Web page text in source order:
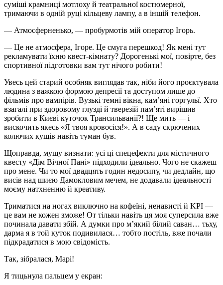
суміші крамниці мотлоху й театральної костюмерної,
тримаючи в одній руці кільцеву лампу, а в іншій телефон.
— Атмосферненько, — пробурмотів мій оператор Ігорь.
— Це не атмосфера, Ігоре. Це смуга перешкод! Як мені тут
рекламувати їхню квест-кімнату? Дорогенькі мої, повірте, без
спортивної підготовки вам тут нічого робити!
Увесь цей старий особняк виглядав так, ніби його проєктувала
людина з важкою формою депресії та доступом лише до
фільмів про вампірів. Вузькі темні вікна, кам’яні горгульї. Хто
взагалі при здоровому глузді й тверезій пам’яті вирішив
зробити в Києві куточок Трансильванії?! Ще мить — і
вискочить якесь «Я твоя кровосіся!». А в саду скрючених
колючих кущів навіть туман був.
Щоправда, мушу визнати: усі ці спецефекти для містичного
квесту «Дім Вічної Пані» підходили ідеально. Чого не скажеш
про мене. Чи то мої двадцять годин недосипу, чи дедлайн, що
висів над шиєю Дамокловим мечем, не додавали ідеальності
моєму натхненню й креативу.
Триматися на ногах виключно на кофеїні, ненависті й KPI —
це вам не кожен зможе! От тільки навіть ця моя суперсила вже
починала давати збій. А думки про м’який білий саван… тьху,
дарма я в той куток подивилася… тобто постіль, вже почали
підкрадатися в мою свідомість.
Так, зібралася, Марі!
Я тицьнула пальцем у екран: